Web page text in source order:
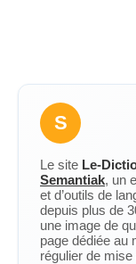
S
Le site Le-
Semantiak, un
et d’outils de
depuis plus de
une image de
page dédiée au
régulier de